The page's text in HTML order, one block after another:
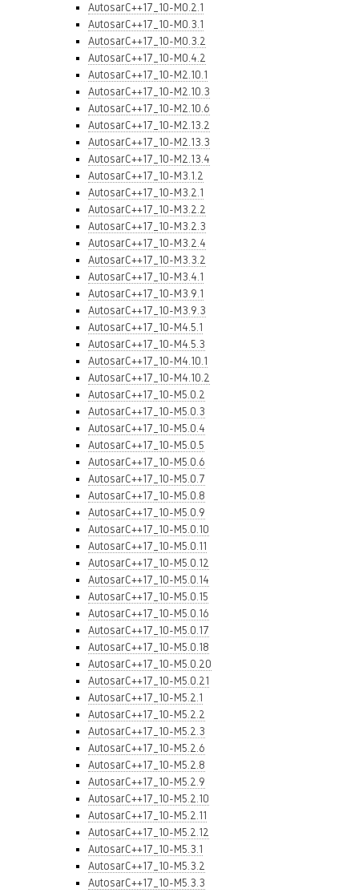
AutosarC++17_10-M0.2.1
AutosarC++17_10-M0.3.1
AutosarC++17_10-M0.3.2
AutosarC++17_10-M0.4.2
AutosarC++17_10-M2.10.1
AutosarC++17_10-M2.10.3
AutosarC++17_10-M2.10.6
AutosarC++17_10-M2.13.2
AutosarC++17_10-M2.13.3
AutosarC++17_10-M2.13.4
AutosarC++17_10-M3.1.2
AutosarC++17_10-M3.2.1
AutosarC++17_10-M3.2.2
AutosarC++17_10-M3.2.3
AutosarC++17_10-M3.2.4
AutosarC++17_10-M3.3.2
AutosarC++17_10-M3.4.1
AutosarC++17_10-M3.9.1
AutosarC++17_10-M3.9.3
AutosarC++17_10-M4.5.1
AutosarC++17_10-M4.5.3
AutosarC++17_10-M4.10.1
AutosarC++17_10-M4.10.2
AutosarC++17_10-M5.0.2
AutosarC++17_10-M5.0.3
AutosarC++17_10-M5.0.4
AutosarC++17_10-M5.0.5
AutosarC++17_10-M5.0.6
AutosarC++17_10-M5.0.7
AutosarC++17_10-M5.0.8
AutosarC++17_10-M5.0.9
AutosarC++17_10-M5.0.10
AutosarC++17_10-M5.0.11
AutosarC++17_10-M5.0.12
AutosarC++17_10-M5.0.14
AutosarC++17_10-M5.0.15
AutosarC++17_10-M5.0.16
AutosarC++17_10-M5.0.17
AutosarC++17_10-M5.0.18
AutosarC++17_10-M5.0.20
AutosarC++17_10-M5.0.21
AutosarC++17_10-M5.2.1
AutosarC++17_10-M5.2.2
AutosarC++17_10-M5.2.3
AutosarC++17_10-M5.2.6
AutosarC++17_10-M5.2.8
AutosarC++17_10-M5.2.9
AutosarC++17_10-M5.2.10
AutosarC++17_10-M5.2.11
AutosarC++17_10-M5.2.12
AutosarC++17_10-M5.3.1
AutosarC++17_10-M5.3.2
AutosarC++17_10-M5.3.3